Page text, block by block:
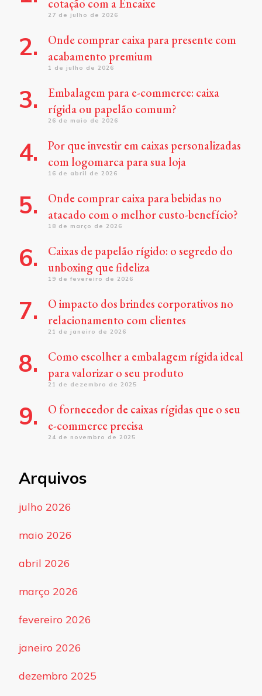
cotação com a Encaixe
27 de julho de 2026
Onde comprar caixa para presente com
acabamento premium
1 de julho de 2026
Embalagem para e-commerce: caixa
rígida ou papelão comum?
26 de maio de 2026
Por que investir em caixas personalizadas
com logomarca para sua loja
16 de abril de 2026
Onde comprar caixa para bebidas no
atacado com o melhor custo-benefício?
18 de março de 2026
Caixas de papelão rígido: o segredo do
unboxing que fideliza
19 de fevereiro de 2026
O impacto dos brindes corporativos no
relacionamento com clientes
21 de janeiro de 2026
Como escolher a embalagem rígida ideal
para valorizar o seu produto
21 de dezembro de 2025
O fornecedor de caixas rígidas que o seu
e-commerce precisa
24 de novembro de 2025
Arquivos
julho 2026
maio 2026
abril 2026
março 2026
fevereiro 2026
janeiro 2026
dezembro 2025